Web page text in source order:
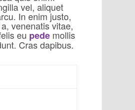
vel, aliquet
In enim justo,
venenatis vitae,
eu pede mollis
Cras dapibus.